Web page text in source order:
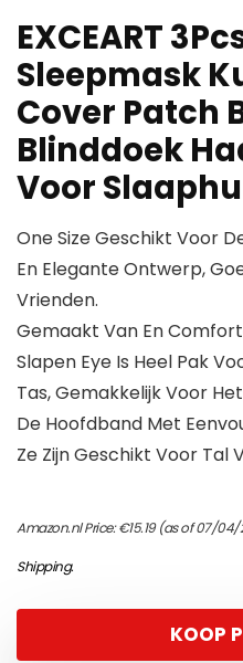
EXCEART
Sleepmask
Cover Patch
Blinddoek
Voor
One Size Geschikt Voor
En Elegante Ontwerp,
Vrienden.
Gemaakt Van En
Slapen Eye Is Heel Pak
Tas, Gemakkelijk Voor
De Hoofdband Met
Ze Zijn Geschikt Voor Tal
Amazon.nl Price:€15.19(as of 07/04/
Shipping.
KOOP